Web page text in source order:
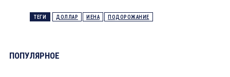
ТЕГИ ДОЛЛАР ИЕНА ПОДОРОЖАНИЕ
ПОПУЛЯРНОЕ